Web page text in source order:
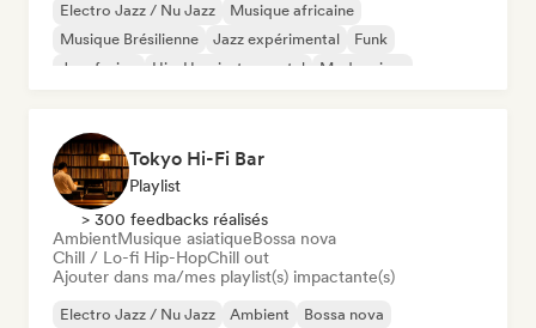
Electro Jazz / Nu Jazz
Musique africaine
Musique Brésilienne
Jazz expérimental
Funk
Jazz fusion
Hip-Hop instrumental Modern jazz
Tokyo Hi-Fi Bar
Playlist
> 300 feedbacks réalisés
AmbientMusique asiatiqueBossa nova
Chill / Lo-fi Hip-HopChill out
Ajouter dans ma/mes playlist(s) impactante(s)
Electro Jazz / Nu Jazz Ambient
Bossa nova